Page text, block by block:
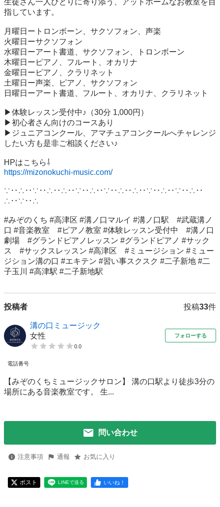
⁡生徒さん一人ひとりに寄り添う、アットホームなお教室を目
指しています。
月曜日ートロンボーン、サクソフォン、声楽
火曜日ーサクソフォン
水曜日ーアート書道、サクソフォン、トロンボーン
木曜日ーピアノ、フルート、オカリナ
金曜日ーピアノ、クラリネット
土曜日ー声楽、ピアノ、サクソフォン
日曜日ーアート書道、フルート、オカリナ、クラリネット
▶︎体験レッスン受付中♪（30分 1,000円）
▶︎初心者さん向けのコースあり
▶︎ジュニアコンクール、アマチュアコンクールへチャレンジ
したい方も是非ご相談ください♪
https://mizonokuchi-music.com/
∵‥∴‥∵‥∴‥∴‥∵‥∴‥∵‥∴‥∴‥∵‥∴‥∵‥∴‥
∴‥∵‥∴
#みぞのくち #高津区 #溝ノ口マルイ #溝ノ口駅　#武蔵溝ノ
口 #音楽教室　#ピアノ教室 #体験レッスン受付中　#溝ノ口
劇場　#グランドピアノレッスン #グランドピアノ #サック
ス　#サックスレッスン #高津区　#ミュージション #ミュー
ジション溝の口 #エキテン #習い事スクスク #二子新地 #二
子玉川 #高津駅 #二子新地駅
投稿者 投稿33件
溝の口ミュージック
女性
0.0
フォローする
電話番号
【みぞのくちミュージックサロン】 溝の口駅より徒歩3分の
場所にある音楽教室です。 生...
問い合わせ
注意事項 通報 お気に入り
ポスト LINEで送る いいね！